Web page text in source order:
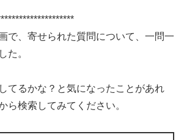
で、寄せられた質問について、一問一
た。
てるかな？と気になったことがあれ
ら検索してみてください。